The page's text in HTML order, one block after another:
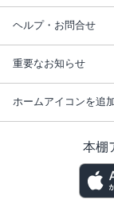
ヘルプ・お問合せ
重要なお知らせ
ホームアイコンを追
本棚